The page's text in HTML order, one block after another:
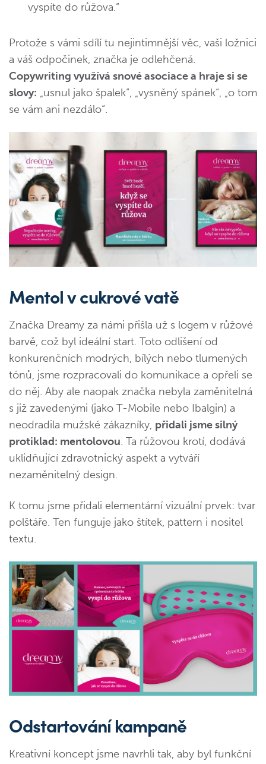
vyspíte do růžova.“
Protože s vámi sdílí tu nejintimnější věc, vaši ložnici
a váš odpočinek, značka je odlehčená.
Copywriting využívá snové asociace a hraje si se
slovy: „usnul jako špalek“, „vysněný spánek“, „o tom
se vám ani nezdálo“.
Mentol v cukrové vatě
Značka Dreamy za námi přišla už s logem v růžové
barvě, což byl ideální start. Toto odlišení od
konkurenčních modrých, bílých nebo tlumených
tónů, jsme rozpracovali do komunikace a opřeli se
do něj. Aby ale naopak značka nebyla zaměnitelná
s již zavedenými (jako T-Mobile nebo Ibalgin) a
neodradila mužské zákazníky, přidali jsme silný
protiklad: mentolovou. Ta růžovou krotí, dodává
uklidňující zdravotnický aspekt a vytváří
nezaměnitelný design.
K tomu jsme přidali elementární vizuální prvek: tvar
polštáře. Ten funguje jako štítek, pattern i nositel
textu.
Odstartování kampaně
Kreativní koncept jsme navrhli tak, aby byl funkční